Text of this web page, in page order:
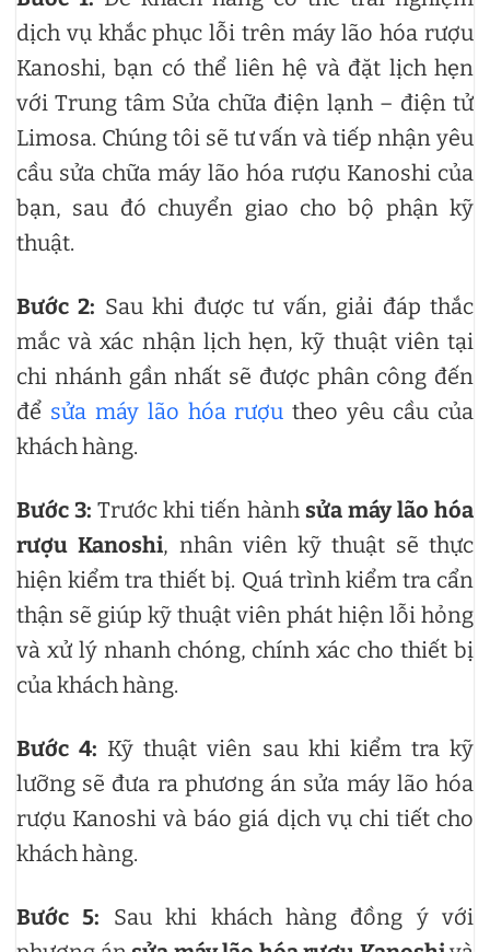
dịch vụ khắc phục lỗi trên máy lão hóa rượu
Kanoshi, bạn có thể liên hệ và đặt lịch hẹn
với Trung tâm Sửa chữa điện lạnh – điện tử
Limosa. Chúng tôi sẽ tư vấn và tiếp nhận yêu
cầu sửa chữa máy lão hóa rượu Kanoshi của
bạn, sau đó chuyển giao cho bộ phận kỹ
thuật.
Bước 2: Sau khi được tư vấn, giải đáp thắc
mắc và xác nhận lịch hẹn, kỹ thuật viên tại
chi nhánh gần nhất sẽ được phân công đến
để sửa máy lão hóa rượu theo yêu cầu của
khách hàng.
Bước 3:Trước khi tiến hành sửa máy lão hóa
rượu Kanoshi, nhân viên kỹ thuật sẽ thực
hiện kiểm tra thiết bị. Quá trình kiểm tra cẩn
thận sẽ giúp kỹ thuật viên phát hiện lỗi hỏng
và xử lý nhanh chóng, chính xác cho thiết bị
của khách hàng.
Bước 4: Kỹ thuật viên sau khi kiểm tra kỹ
lưỡng sẽ đưa ra phương án sửa máy lão hóa
rượu Kanoshi và báo giá dịch vụ chi tiết cho
khách hàng.
Bước 5: Sau khi khách hàng đồng ý với